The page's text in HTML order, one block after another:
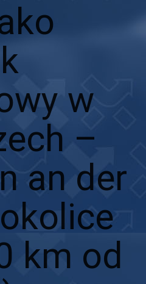
w
–
an der
km od